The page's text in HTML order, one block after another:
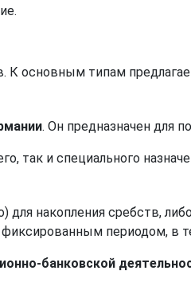
К основным типам
. Он предназначен для
так и специального
накопления сребств,
периодом, в
банковской